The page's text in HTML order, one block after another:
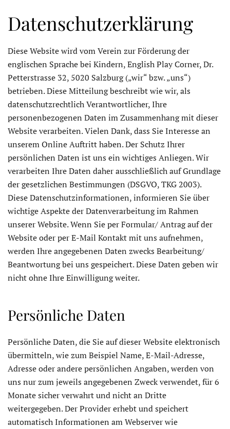
Datenschutzerklärung
Diese Website wird vom Verein zur Förderung der
englischen Sprache bei Kindern, English Play Corner, Dr.
Petterstrasse 32, 5020 Salzburg („wir“ bzw. „uns“)
betrieben. Diese Mitteilung beschreibt wie wir, als
datenschutzrechtlich Verantwortlicher, Ihre
personenbezogenen Daten im Zusammenhang mit dieser
Website verarbeiten. Vielen Dank, dass Sie Interesse an
unserem Online Auftritt haben. Der Schutz Ihrer
persönlichen Daten ist uns ein wichtiges Anliegen. Wir
verarbeiten Ihre Daten daher ausschließlich auf Grundlage
der gesetzlichen Bestimmungen (DSGVO, TKG 2003).
Diese Datenschutzinformationen, informieren Sie über
wichtige Aspekte der Datenverarbeitung im Rahmen
unserer Website. Wenn Sie per Formular/ Antrag auf der
Website oder per E-Mail Kontakt mit uns aufnehmen,
werden Ihre angegebenen Daten zwecks Bearbeitung/
Beantwortung bei uns gespeichert. Diese Daten geben wir
nicht ohne Ihre Einwilligung weiter.
Persönliche Daten
Persönliche Daten, die Sie auf dieser Website elektronisch
übermitteln, wie zum Beispiel Name, E-Mail-Adresse,
Adresse oder andere persönlichen Angaben, werden von
uns nur zum jeweils angegebenen Zweck verwendet, für 6
Monate sicher verwahrt und nicht an Dritte
weitergegeben. Der Provider erhebt und speichert
automatisch Informationen am Webserver wie